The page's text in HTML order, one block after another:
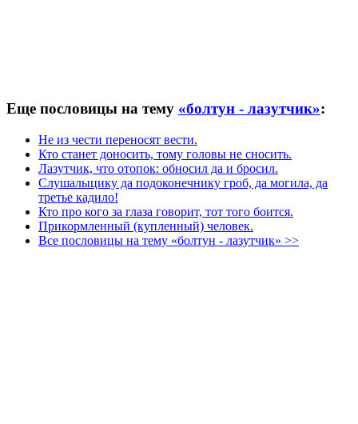
Еще пословицы на тему «болтун - лазутчик»:
Не из чести переносят вести.
Кто станет доносить, тому головы не сносить.
Лазутчик, что отопок: обносил да и бросил.
Слушалыцику да подоконечнику гроб, да могила, да
третье кадило!
Кто про кого за глаза говорит, тот того боится.
Прикормленный (купленный) человек.
Все пословицы на тему «болтун - лазутчик» >>